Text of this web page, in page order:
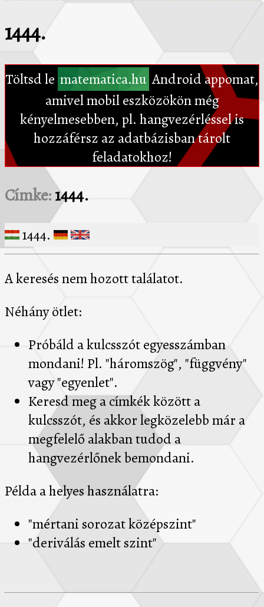
1444.
Töltsd le matematica.hu Android appomat,
amivel mobil eszközökön még
kényelmesebben, pl. hangvezérléssel is
hozzáférsz az adatbázisban tárolt
feladatokhoz!
Címke:1444.
1444.
A keresés nem hozott találatot.
Néhány ötlet:
Próbáld a kulcsszót egyesszámban
mondani! Pl. "háromszög", "függvény"
vagy "egyenlet".
Keresd meg a címkék között a
kulcsszót, és akkor legközelebb már a
megfelelő alakban tudod a
hangvezérlőnek bemondani.
Példa a helyes használatra:
"mértani sorozat középszint"
"deriválás emelt szint"